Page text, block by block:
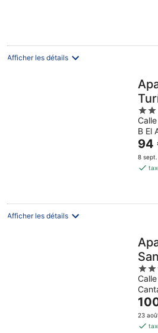
Afficher les détails
Boó
2
out
of
5
B El
Le
prix
est
par
94
8
Afficher les détails
3
out
of
5
Le
prix
est
23